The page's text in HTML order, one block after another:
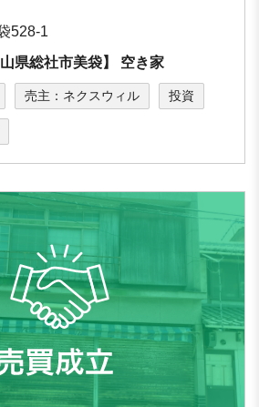
528-1
県総社市美袋】 空き家
売主：ネクスウィル 投資